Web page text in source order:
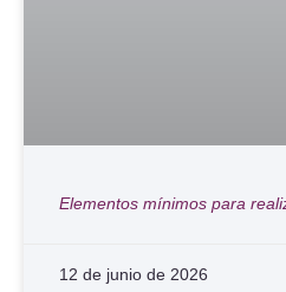
Elementos mínimos para
12 de junio de 2026